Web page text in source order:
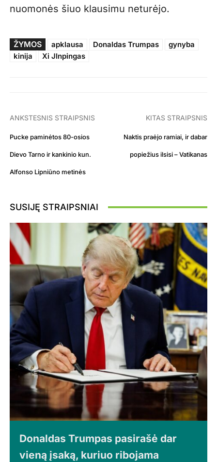
nuomonės šiuo klausimu neturėjo.
ŽYMOS apklausa Donaldas Trumpas
gynyba
kinija
Xi JInpingas
ANKSTESNIS STRAIPSNIS
Pucke paminėtos 80-osios
Dievo Tarno ir kankinio kun.
Alfonso Lipniūno metinės
KITAS STRAIPSNIS
Naktis praėjo ramiai, ir dabar
popiežius ilsisi – Vatikanas
SUSIJĘ STRAIPSNIAI
Donaldas Trumpas pasirašė dar
vieną įsaką, kuriuo ribojama